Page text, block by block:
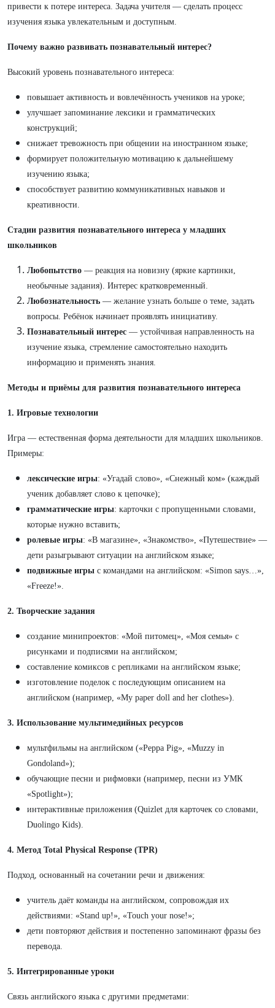
привести к потере интереса. Задача учителя — сделать процесс
изучения языка увлекательным и доступным.
Почему важно развивать познавательный интерес?
Высокий уровень познавательного интереса:
повышает активность и вовлечённость учеников на уроке;
улучшает запоминание лексики и грамматических
конструкций;
снижает тревожность при общении на иностранном языке;
формирует положительную мотивацию к дальнейшему
изучению языка;
способствует развитию коммуникативных навыков и
креативности.
Стадии развития познавательного интереса у младших
школьников
Любопытство — реакция на новизну (яркие картинки,
необычные задания). Интерес кратковременный.
Любознательность — желание узнать больше о теме, задать
вопросы. Ребёнок начинает проявлять инициативу.
Познавательный интерес — устойчивая направленность на
изучение языка, стремление самостоятельно находить
информацию и применять знания.
Методы и приёмы для развития познавательного интереса
1. Игровые технологии
Игра — естественная форма деятельности для младших школьников.
Примеры:
лексические игры: «Угадай слово», «Снежный ком» (каждый
ученик добавляет слово к цепочке);
грамматические игры: карточки с пропущенными словами,
которые нужно вставить;
ролевые игры: «В магазине», «Знакомство», «Путешествие» —
дети разыгрывают ситуации на английском языке;
подвижные игры с командами на английском: «Simon says…»,
«Freeze!».
2. Творческие задания
создание минипроектов: «Мой питомец», «Моя семья» с
рисунками и подписями на английском;
составление комиксов с репликами на английском языке;
изготовление поделок с последующим описанием на
английском (например, «My paper doll and her clothes»).
3. Использование мультимедийных ресурсов
мультфильмы на английском («Peppa Pig», «Muzzy in
Gondoland»);
обучающие песни и рифмовки (например, песни из УМК
«Spotlight»);
интерактивные приложения (Quizlet для карточек со словами,
Duolingo Kids).
4. Метод Total Physical Response (TPR)
Подход, основанный на сочетании речи и движения:
учитель даёт команды на английском, сопровождая их
действиями: «Stand up!», «Touch your nose!»;
дети повторяют действия и постепенно запоминают фразы без
перевода.
5. Интегрированные уроки
Связь английского языка с другими предметами: